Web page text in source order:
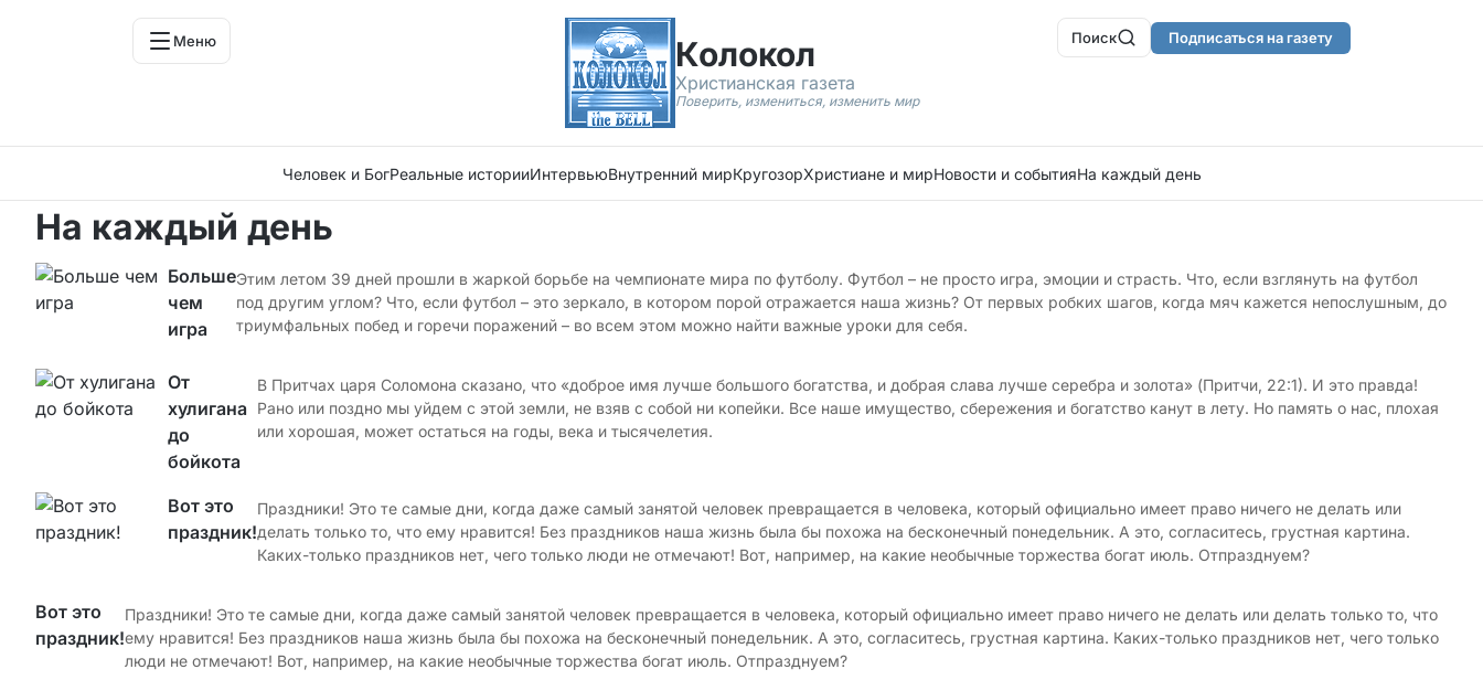
Меню Колокол
Христианская газета
Поверить, измениться, изменить мир
Поиск Подписаться на газету
Человек и БогРеальные историиИнтервьюВнутренний мирКругозорХристиане и мирНовости и событияНа каждый день
На каждый день
Больше
чем
игра
Этим летом 39 дней прошли в жаркой борьбе на чемпионате мира по футболу. Футбол – не просто игра, эмоции и страсть. Что, если взглянуть на футбол
под другим углом? Что, если футбол – это зеркало, в котором порой отражается наша жизнь? От первых робких шагов, когда мяч кажется непослушным, до
триумфальных побед и горечи поражений – во всем этом можно найти важные уроки для себя.
От
хулигана
до
бойкота
В Притчах царя Соломона сказано, что «доброе имя лучше большого богатства, и добрая слава лучше серебра и золота» (Притчи, 22:1). И это правда!
Рано или поздно мы уйдем с этой земли, не взяв с собой ни копейки. Все наше имущество, сбережения и богатство канут в лету. Но память о нас, плохая
или хорошая, может остаться на годы, века и тысячелетия.
Вот это
праздник!
Праздники! Это те самые дни, когда даже самый занятой человек превращается в человека, который официально имеет право ничего не делать или
делать только то, что ему нравится! Без праздников наша жизнь была бы похожа на бесконечный понедельник. А это, согласитесь, грустная картина.
Каких-только праздников нет, чего только люди не отмечают! Вот, например, на какие необычные торжества богат июль. Отпразднуем?
Вот это
праздник!
Праздники! Это те самые дни, когда даже самый занятой человек превращается в человека, который официально имеет право ничего не делать или делать только то, что
ему нравится! Без праздников наша жизнь была бы похожа на бесконечный понедельник. А это, согласитесь, грустная картина. Каких-только праздников нет, чего только
люди не отмечают! Вот, например, на какие необычные торжества богат июль. Отпразднуем?